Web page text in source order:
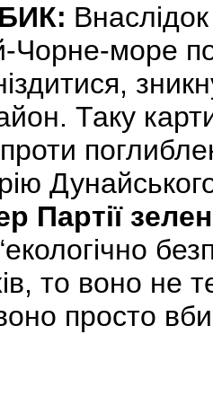
Чорне-море
Таку
Партії
то воно не
просто